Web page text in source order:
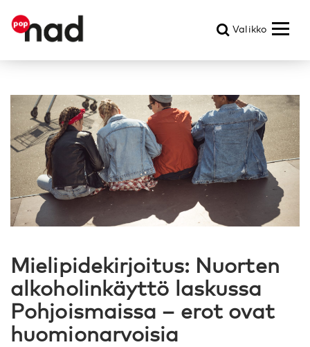
Valikko
Mielipidekirjoitus: Nuorten
alkoholinkäyttö laskussa
Pohjoismaissa – erot ovat
huomionarvoisia